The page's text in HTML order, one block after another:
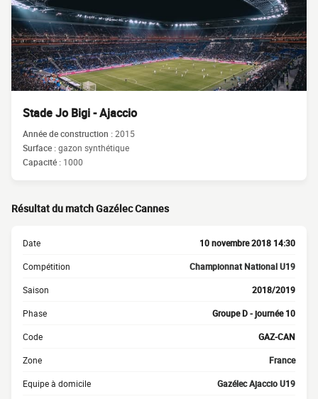
Stade Jo Bigi - Ajaccio
Année de construction :2015
Surface :gazon synthétique
Capacité : 1000
Résultat du match Gazélec Cannes
Date 10 novembre 2018 14:30
Compétition Championnat National U19
Saison 2018/2019
Phase Groupe D - journée 10
Code GAZ-CAN
Zone France
Equipe à domicile Gazélec Ajaccio U19